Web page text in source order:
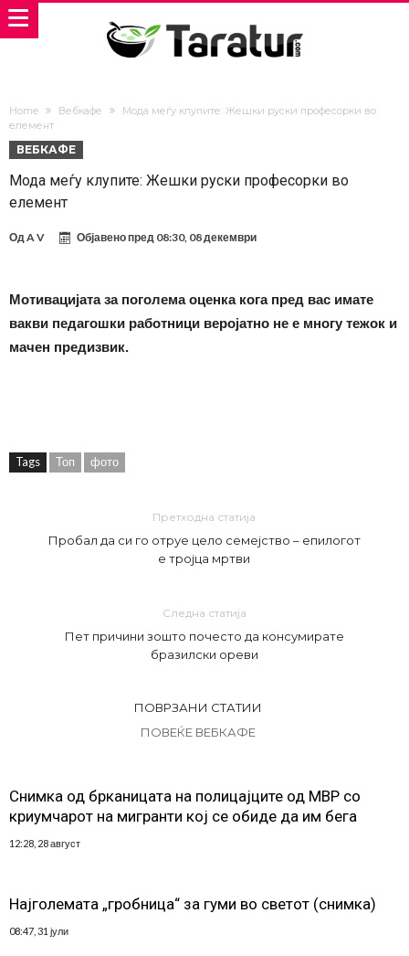
Home Вебкафе
Мода меѓу клупите: Жешки руски професорки во
елемент
ВЕБКАФЕ
Мода меѓу клупите: Жешки руски професорки во
елемент
ОдA V Објавено пред 08:30, 08 декември
Мотивацијата за поголема оценка кога пред вас имате
вакви педагошки работници веројатно не е многу тежок и
мачен предизвик.
Tags Топ фото
Претходна статија
Пробал да си го отруе цело семејство – епилогот
е тројца мртви
Следна статија
Пет причини зошто почесто да консумирате
бразилски ореви
ПОВРЗАНИ СТАТИИ
ПОВЕЌЕ ВЕБКАФЕ
Снимка од брканицата на полицајците од МВР со
криумчарот на мигранти кој се обиде да им бега
12:28, 28 август
Најголемата „гробница“ за гуми во светот (снимка)
08:47, 31 јули